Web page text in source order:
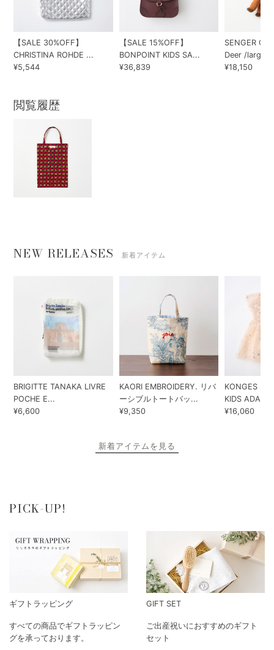
【SALE 30%OFF】
CHRISTINA ROHDE ...
¥5,544
【SALE 15%OFF】
BONPOINT KIDS SA...
¥36,839
SENGER
Deer /large
¥18,150
閲覧履歴
NEW RELEASES 新着アイテム
BRIGITTE TANAKA LIVRE
POCHE E...
¥6,600
KAORI EMBROIDERY. リバ
ーシブルトートバッ...
¥9,350
KONGES
KIDS ADA...
¥16,060
新着アイテムを見る
PICK-UP!
ギフトラッピング
すべての商品でギフトラッピン
グを承っております。
GIFT SET
ご出産祝いにおすすめのギフト
セット